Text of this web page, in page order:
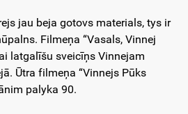
jau beja gotovs materials, tys ir
Filmeņa “Vasals, Vinnej
latgalīšu sveicīņs Vinnejam
Ūtra filmeņa “Vinnejs Pūks
palyka 90.